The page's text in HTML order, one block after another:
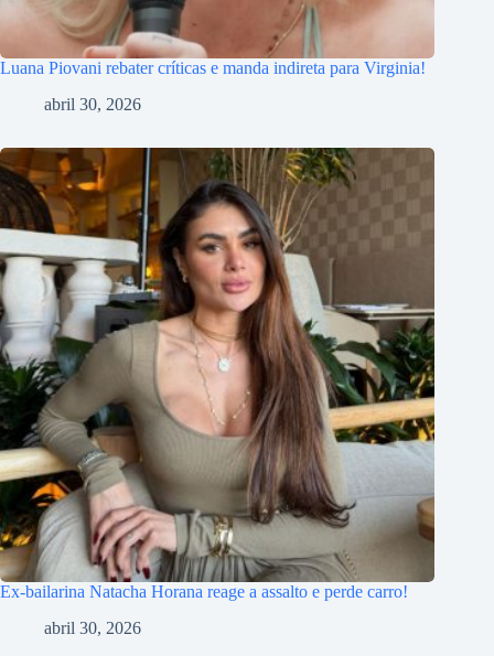
Luana Piovani rebater críticas e manda indireta para Virginia!
abril 30, 2026
Ex-bailarina Natacha Horana reage a assalto e perde carro!
abril 30, 2026